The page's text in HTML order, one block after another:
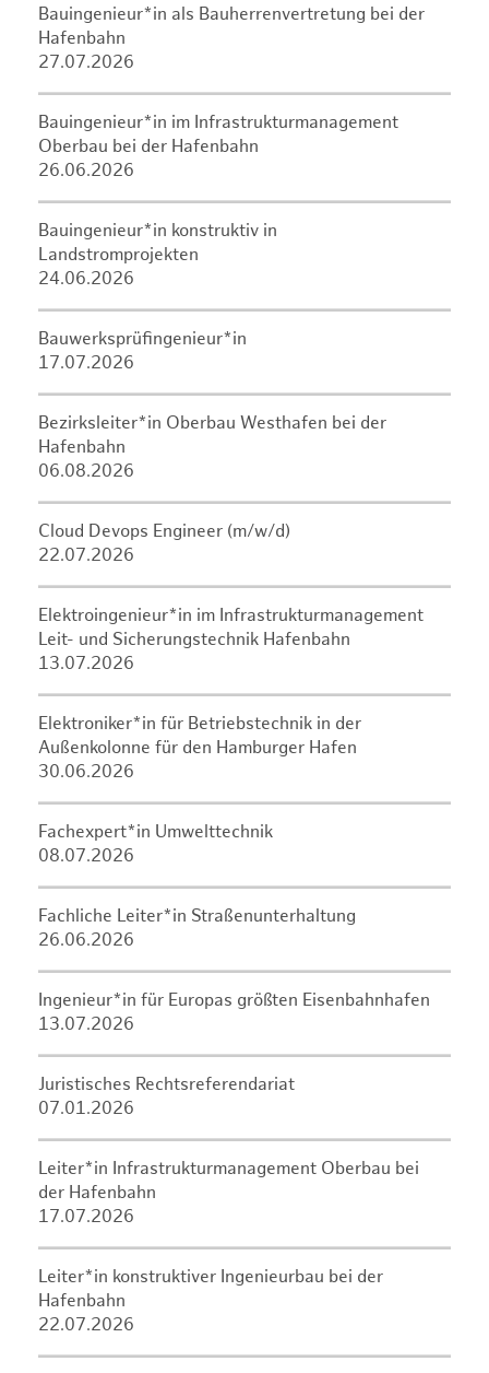
Bauingenieur*in als Bauherrenvertretung bei der
Hafenbahn
27.07.2026
Bauingenieur*in im Infrastrukturmanagement
Oberbau bei der Hafenbahn
26.06.2026
Bauingenieur*in konstruktiv in
Landstromprojekten
24.06.2026
Bauwerksprüfingenieur*in
17.07.2026
Bezirksleiter*in Oberbau Westhafen bei der
Hafenbahn
06.08.2026
Cloud Devops Engineer (m/w/d)
22.07.2026
Elektroingenieur*in im Infrastrukturmanagement
Leit- und Sicherungstechnik Hafenbahn
13.07.2026
Elektroniker*in für Betriebstechnik in der
Außenkolonne für den Hamburger Hafen
30.06.2026
Fachexpert*in Umwelttechnik
08.07.2026
Fachliche Leiter*in Straßenunterhaltung
26.06.2026
Ingenieur*in für Europas größten Eisenbahnhafen
13.07.2026
Juristisches Rechtsreferendariat
07.01.2026
Leiter*in Infrastrukturmanagement Oberbau bei
der Hafenbahn
17.07.2026
Leiter*in konstruktiver Ingenieurbau bei der
Hafenbahn
22.07.2026